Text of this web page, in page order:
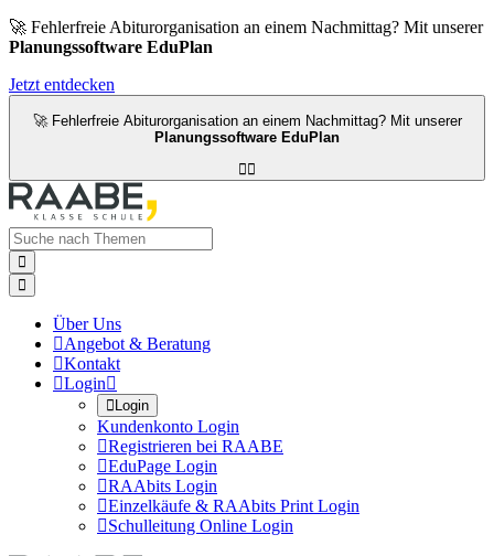
🚀 Fehlerfreie Abiturorganisation an einem Nachmittag? Mit unserer
Planungssoftware EduPlan
Jetzt entdecken
🚀 Fehlerfreie Abiturorganisation an einem Nachmittag? Mit unserer
Planungssoftware EduPlan



Über Uns
Angebot & Beratung
Kontakt
Login
Login
Kundenkonto Login
Registrieren bei RAABE
EduPage Login
RAAbits Login
Einzelkäufe & RAAbits Print Login
Schulleitung Online Login